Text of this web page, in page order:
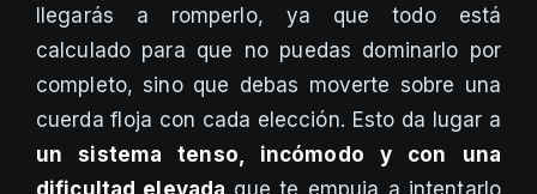
llegarás a romperlo, ya que todo está
calculado para que no puedas dominarlo por
completo, sino que debas moverte sobre una
cuerda floja con cada elección. Esto da lugar a
un sistema tenso, incómodo y con una